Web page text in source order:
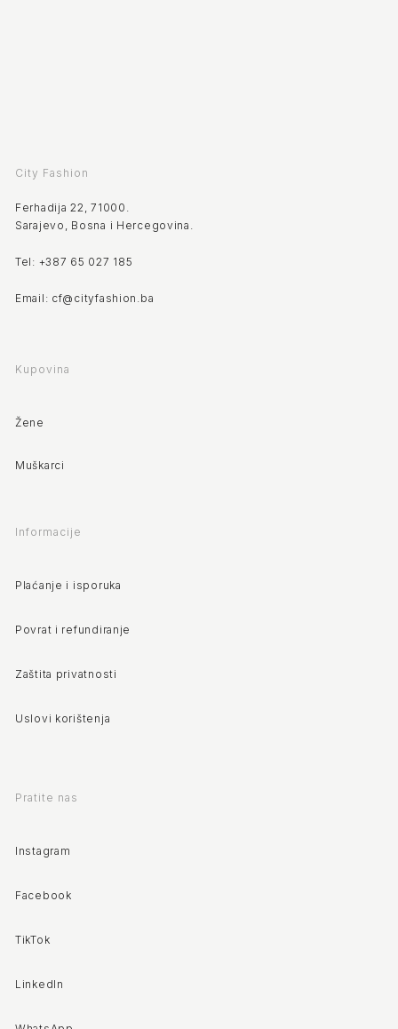
City Fashion
Ferhadija 22, 71000.
Sarajevo, Bosna i Hercegovina.
Tel: +387 65 027 185
Email: cf@cityfashion.ba
Kupovina
Žene
Muškarci
Informacije
Plaćanje i isporuka
Povrat i refundiranje
Zaštita privatnosti
Uslovi korištenja
Pratite nas
Instagram
Facebook
TikTok
LinkedIn